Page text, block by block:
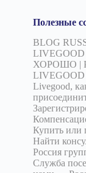
Полезные
BLOG
ХОРОШО |
LIVEGOOD
Livegood,
Купить или
Найти
Россия
Служба